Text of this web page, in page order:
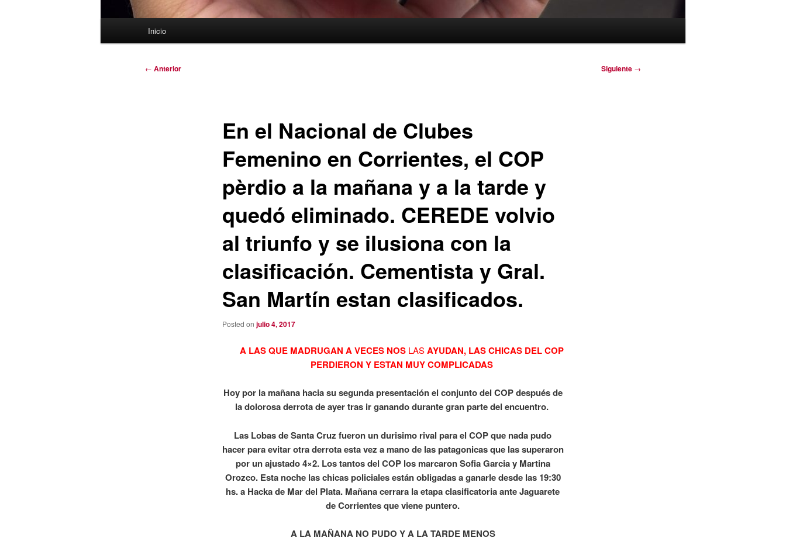
Inicio
Navegación
← Anterior Siguiente →
En el Nacional de Clubes
Femenino en Corrientes, el COP
pèrdio a la mañana y a la tarde y
quedó eliminado. CEREDE volvio
al triunfo y se ilusiona con la
clasificación. Cementista y Gral.
San Martín estan clasificados.
Posted on julio 4, 2017
A LAS QUE MADRUGAN A VECES NOSLASAYUDAN, LAS CHICAS DEL COP
PERDIERON Y ESTAN MUY COMPLICADAS
Hoy por la mañana hacia su segunda presentación el conjunto del COP después de
la dolorosa derrota de ayer tras ir ganando durante gran parte del encuentro.
Las Lobas de Santa Cruz fueron un durisimo rival para el COP que nada pudo
hacer para evitar otra derrota esta vez a mano de las patagonicas que las superaron
por un ajustado 4×2. Los tantos del COP los marcaron Sofia Garcia y Martina
Orozco. Esta noche las chicas policiales están obligadas a ganarle desde las 19:30
hs. a Hacka de Mar del Plata. Mañana cerrara la etapa clasificatoria ante Jaguarete
de Corrientes que viene puntero.
A LA MAÑANA NO PUDO Y A LA TARDE MENOS